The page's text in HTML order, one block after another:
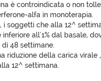
è controindicata o non
alfa in monoterapia.
i soggetti che alla 12^
all'1% dal basale,
48 settimane.
riduzione della carica
12^ settimana.